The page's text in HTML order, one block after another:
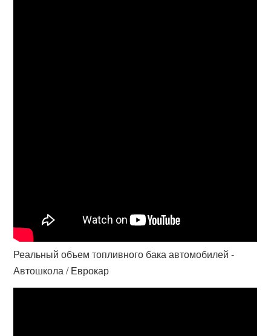
Реальный объем топливного бака автомобилей -
Автошкола / Еврокар